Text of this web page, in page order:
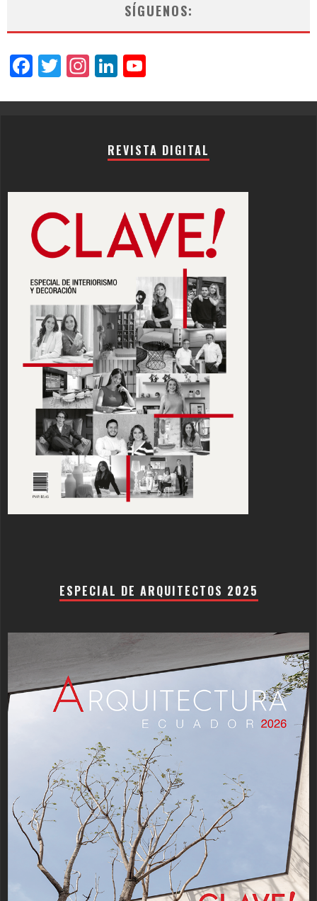
SÍGUENOS:
Facebook
Twitter
Instagram
LinkedIn
REVISTA DIGITAL
ESPECIAL DE ARQUITECTOS 2025